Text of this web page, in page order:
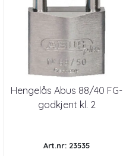
Hengelås Abus 88/40 FG-
godkjent kl. 2
Art.nr: 23535